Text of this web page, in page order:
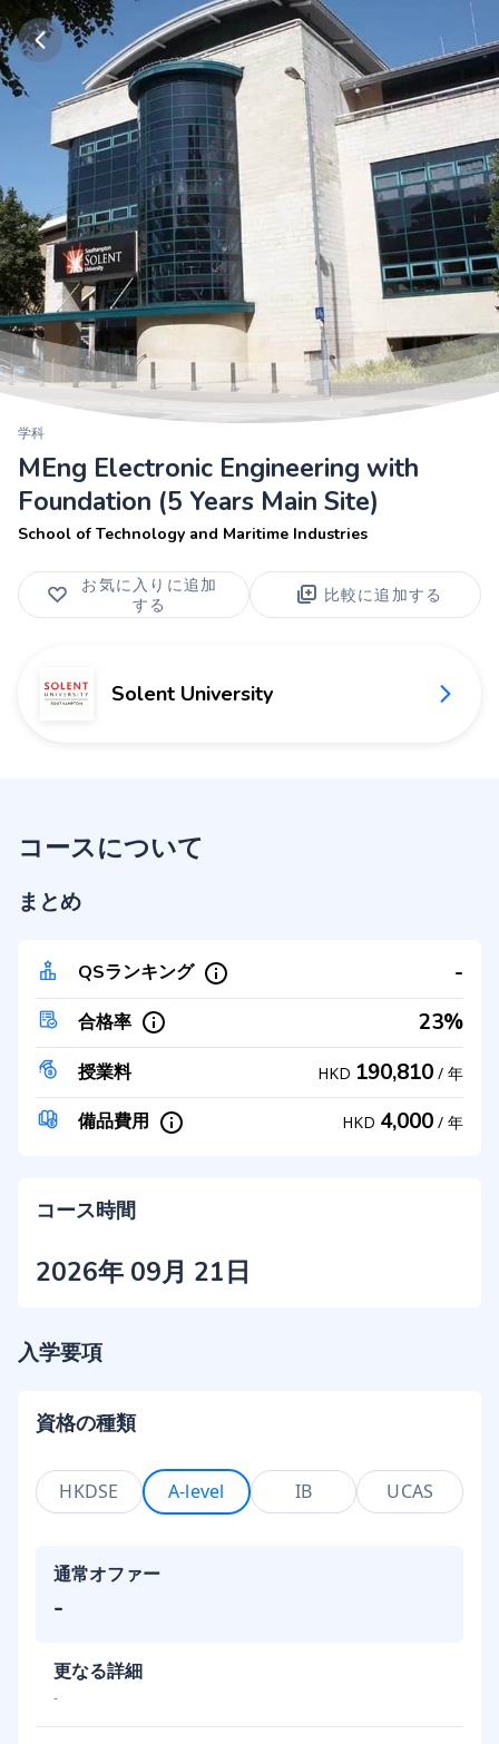
学科
MEng Electronic Engineering with
Foundation (5 Years Main Site)
School of Technology and Maritime Industries
お気に入りに追加
する
比較に追加する
Solent University
コースについて
まとめ
QSランキング -
合格率 23%
授業料 HKD 190,810 / 年
備品費用 HKD 4,000 / 年
コース時間
2026年 09月 21日
入学要項
資格の種類
HKDSE A-level IB UCAS
通常オファー
-
更なる詳細
-